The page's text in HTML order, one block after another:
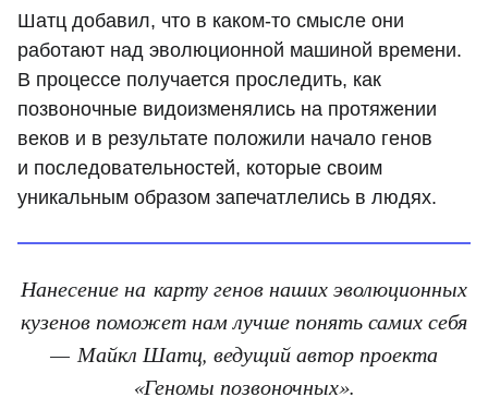
Шатц добавил, что в каком-то смысле они
работают над эволюционной машиной времени.
В процессе получается проследить, как
позвоночные видоизменялись на протяжении
веков и в результате положили начало генов
и последовательностей, которые своим
уникальным образом запечатлелись в людях.
Нанесение на карту генов наших эволюционных
кузенов поможет нам лучше понять самих себя
— Майкл Шатц, ведущий автор проекта
«Геномы позвоночных».